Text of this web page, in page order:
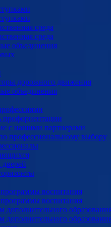
среда
среда
объединения
дорожного движения
объединения
профориентации
с нашими партнерами
профессиональному выбору
воспитания
воспитания
дополнительного
дополнительного